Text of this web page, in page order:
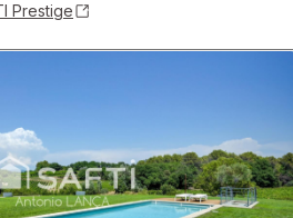
Prestige